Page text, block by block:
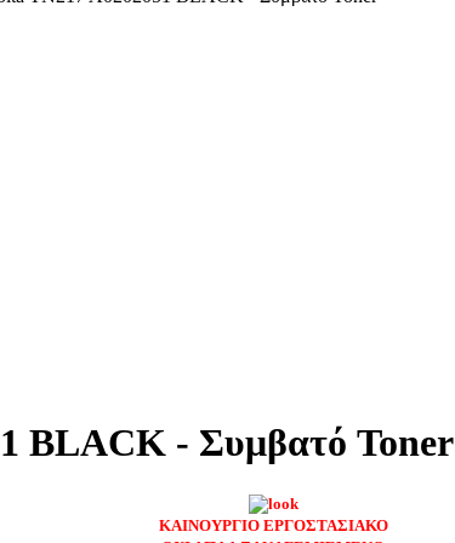
BLACK - Συμβατό Toner
ΚΑΙΝΟΥΡΓΙΟ ΕΡΓΟΣΤΑΣΙΑΚΟ